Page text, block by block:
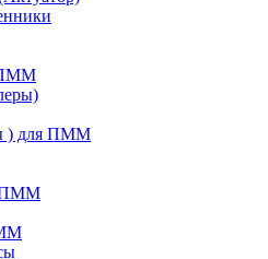
ПММ
) для ПММ
ПММ